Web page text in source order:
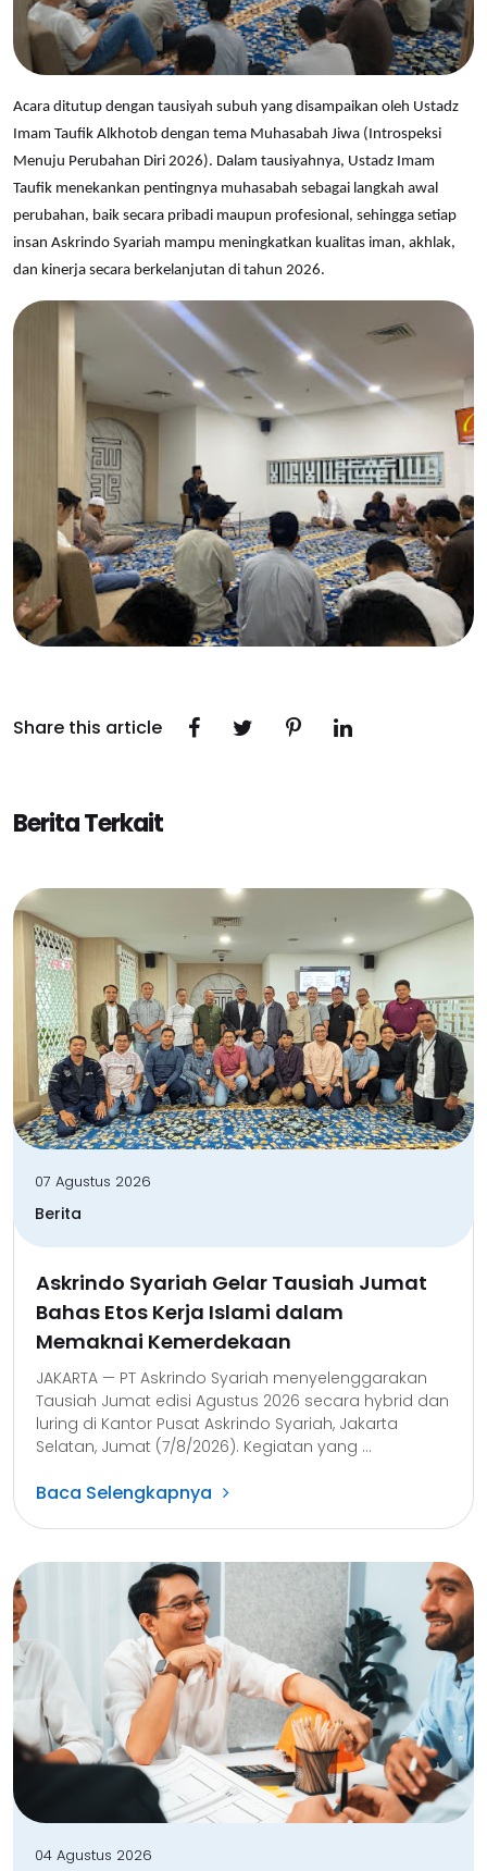
Acara ditutup dengan tausiyah subuh yang disampaikan oleh Ustadz
Imam Taufik Alkhotob dengan tema Muhasabah Jiwa (Introspeksi
Menuju Perubahan Diri 2026). Dalam tausiyahnya, Ustadz Imam
Taufik menekankan pentingnya muhasabah sebagai langkah awal
perubahan, baik secara pribadi maupun profesional, sehingga setiap
insan Askrindo Syariah mampu meningkatkan kualitas iman, akhlak,
dan kinerja secara berkelanjutan di tahun 2026.
Share this article
Berita Terkait
07 Agustus 2026
Berita
Askrindo Syariah Gelar Tausiah Jumat
Bahas Etos Kerja Islami dalam
Memaknai Kemerdekaan
JAKARTA — PT Askrindo Syariah menyelenggarakan
Tausiah Jumat edisi Agustus 2026 secara hybrid dan
luring di Kantor Pusat Askrindo Syariah, Jakarta
Selatan, Jumat (7/8/2026). Kegiatan yang ...
Baca Selengkapnya
04 Agustus 2026